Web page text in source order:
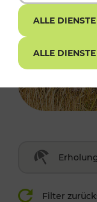
Filter
ALLE
ALLE